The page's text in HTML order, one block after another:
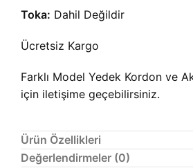
Toka: Dahil Değildir
Ücretsiz Kargo
Farklı Model Yedek Kordon ve
için iletişime geçebilirsiniz.
Ürün Özellikleri
Değerlendirmeler (0)